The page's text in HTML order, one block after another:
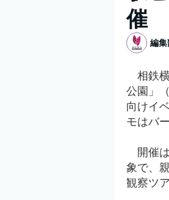
催
編集
相鉄横
公園」
向けイ
モはバ
開催は
象で、
観察ツ